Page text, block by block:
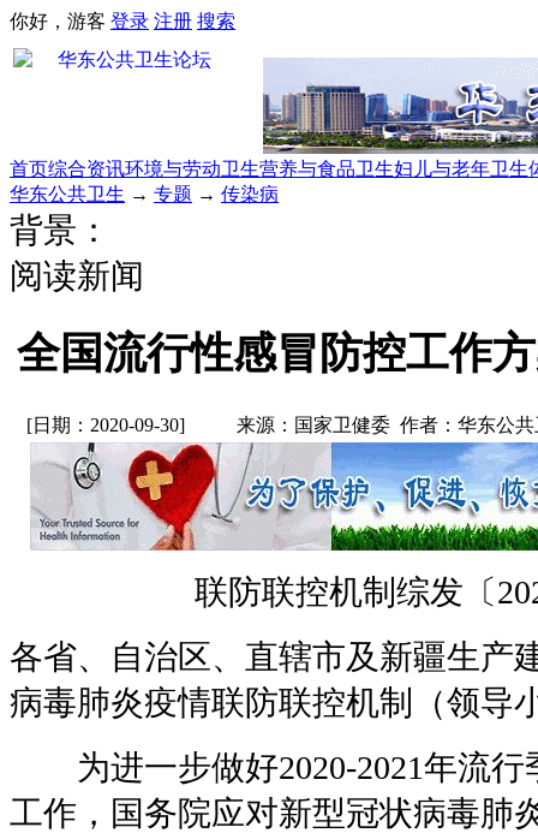
你好，游客 登录 注册 搜索
首页综合资讯环境与劳动卫生营养与食品卫生妇儿与老年卫生
华东公共卫生 → 专题 → 传染病
背景：
阅读新闻
全国流行性感冒防控工作
[日期：2020-09-30] 来源：国家卫健委 作者：华东公
联防联控机制综发〔
各省、自治区、直辖市及新疆生产
病毒肺炎疫情联防联控机制（领导
为进一步做好2020-2021年流行
工作，国务院应对新型冠状病毒肺